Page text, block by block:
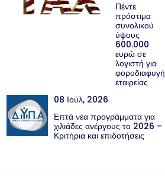
Πέντε
πρόστιμα
συνολικού
ύψους
600.000
ευρώ σε
λογιστή για
φοροδιαφυγή
εταιρείας
08 Ιούλ, 2026
Επτά νέα προγράμματα για
χιλιάδες ανέργους το 2026 –
Κριτήρια και επιδοτήσεις